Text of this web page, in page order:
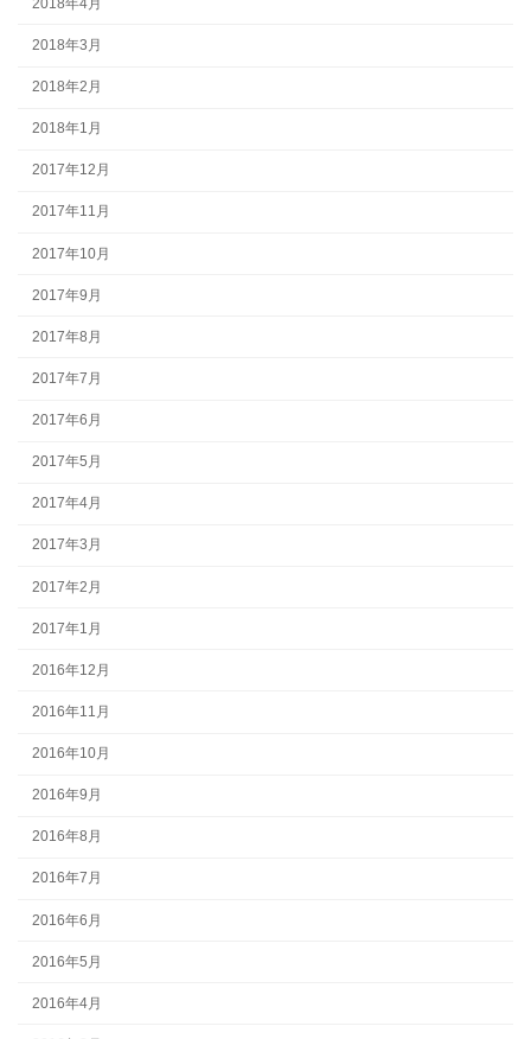
2018年4月
2018年3月
2018年2月
2018年1月
2017年12月
2017年11月
2017年10月
2017年9月
2017年8月
2017年7月
2017年6月
2017年5月
2017年4月
2017年3月
2017年2月
2017年1月
2016年12月
2016年11月
2016年10月
2016年9月
2016年8月
2016年7月
2016年6月
2016年5月
2016年4月